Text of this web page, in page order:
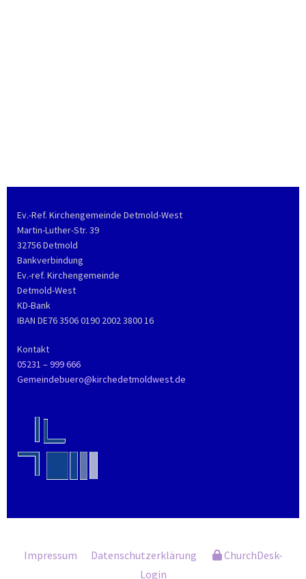
Ev.-Ref. Kirchengemeinde Detmold-West
Martin-Luther-Str. 39
32756 Detmold
Bankverbindung
Ev.-ref. Kirchengemeinde
Detmold-West
KD-Bank
IBAN DE76 3506 0190 2002 3800 16
Kontakt
05231 – 999 666
Gemeindebuero@kirchedetmoldwest.de
Impressum Datenschutzerklärung
ChurchDesk-
Login